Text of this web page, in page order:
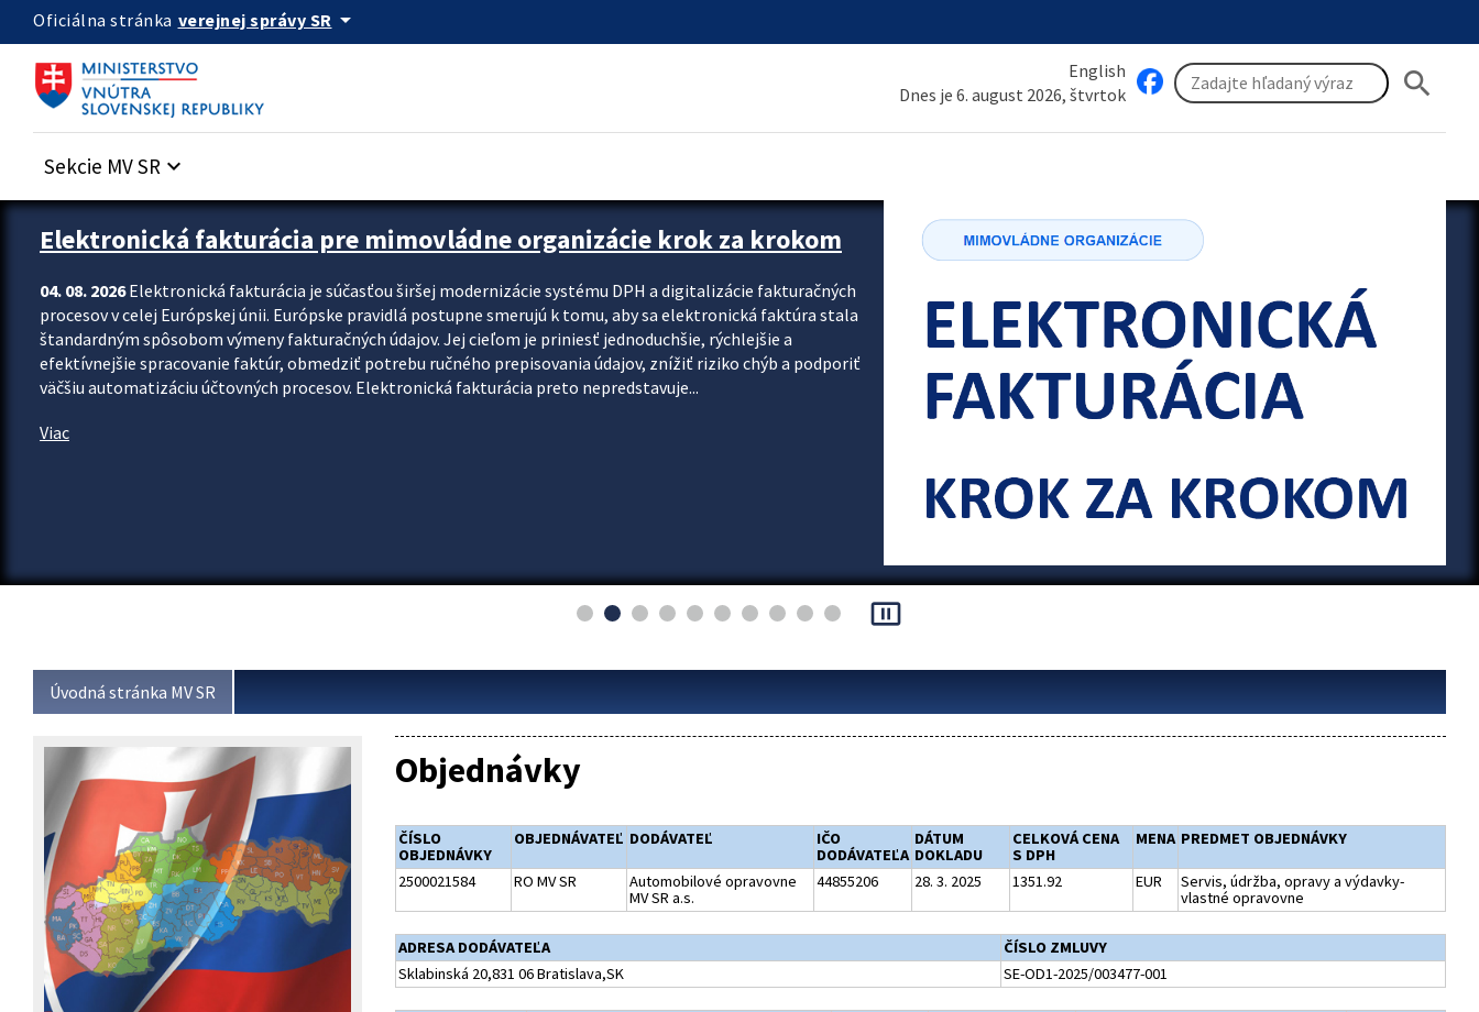
Preskocit na hlavný obsah
Oficiálna stránka verejnej správy SR arrow_drop_down
English
Dnes je 6. august 2026, štvrtok
search
Sekcie MV SR keyboard_arrow_down
Zastavit automatický posun upútavok
Elektronická fakturácia pre mimovládne organizácie krok za krokom
04. 08. 2026Elektronická fakturácia je súčasťou širšej modernizácie systému DPH a digitalizácie fakturačných
procesov v celej Európskej únii. Európske pravidlá postupne smerujú k tomu, aby sa elektronická faktúra stala
štandardným spôsobom výmeny fakturačných údajov. Jej cieľom je priniesť jednoduchšie, rýchlejšie a
efektívnejšie spracovanie faktúr, obmedziť potrebu ručného prepisovania údajov, znížiť riziko chýb a podporiť
väčšiu automatizáciu účtovných procesov. Elektronická fakturácia preto nepredstavuje...
Viac
pause_presentation
Úvodná stránka MV SR
Objednávky
ČÍSLO
OBJEDNÁVKY
OBJEDNÁVATEĽ DODÁVATEĽ
IČO
DODÁVATEĽA
DÁTUM
DOKLADU
CELKOVÁ CENA
S DPH
MENA PREDMET OBJEDNÁVKY
2500021584 RO MV SR
Automobilové opravovne
MV SR a.s.
44855206 28. 3. 2025 1351.92 EUR
Servis, údržba, opravy a výdavky-
vlastné opravovne
ADRESA DODÁVATEĽA
ČÍSLO ZMLUVY
Sklabinská 20,831 06 Bratislava,SK
SE-OD1-2025/003477-001